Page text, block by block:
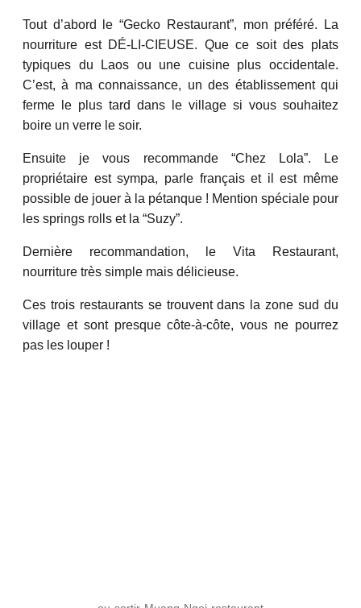
Tout d’abord le “Gecko Restaurant”, mon préféré. La
nourriture est DÉ-LI-CIEUSE. Que ce soit des plats
typiques du Laos ou une cuisine plus occidentale.
C’est, à ma connaissance, un des établissement qui
ferme le plus tard dans le village si vous souhaitez
boire un verre le soir.
Ensuite je vous recommande “Chez Lola”. Le
propriétaire est sympa, parle français et il est même
possible de jouer à la pétanque ! Mention spéciale pour
les springs rolls et la “Suzy”.
Dernière recommandation, le Vita Restaurant,
nourriture très simple mais délicieuse.
Ces trois restaurants se trouvent dans la zone sud du
village et sont presque côte-à-côte, vous ne pourrez
pas les louper !